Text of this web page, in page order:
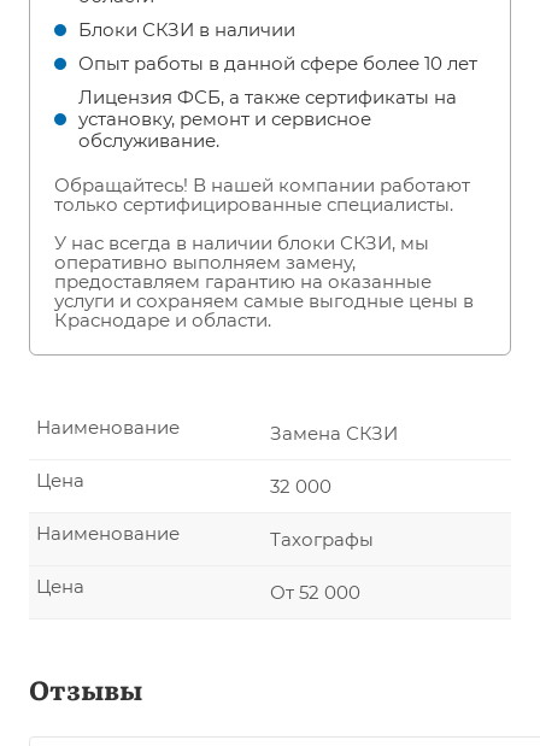
Блоки СКЗИ в наличии
Опыт работы в данной сфере более 10 лет
Лицензия ФСБ, а также сертификаты на
установку, ремонт и сервисное
обслуживание.
Обращайтесь! В нашей компании работают
только сертифицированные специалисты.
У нас всегда в наличии блоки СКЗИ, мы
оперативно выполняем замену,
предоставляем гарантию на оказанные
услуги и сохраняем самые выгодные цены в
Краснодаре и области.
Замена СКЗИ
Наименование
32 000
Цена
Тахографы
Наименование
От 52 000
Цена
Отзывы